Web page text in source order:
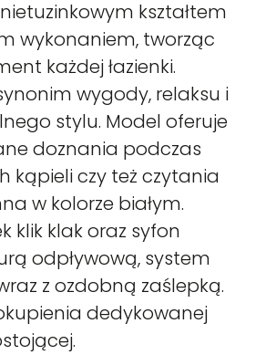
kształtem
wykonaniem, tworząc
każdej łazienki.
wygody, relaksu i
stylu. Model oferuje
doznania podczas
kąpieli czy też czytania
w kolorze białym.
klik klak oraz syfon
odpływową, system
z ozdobną zaślepką.
dedykowanej